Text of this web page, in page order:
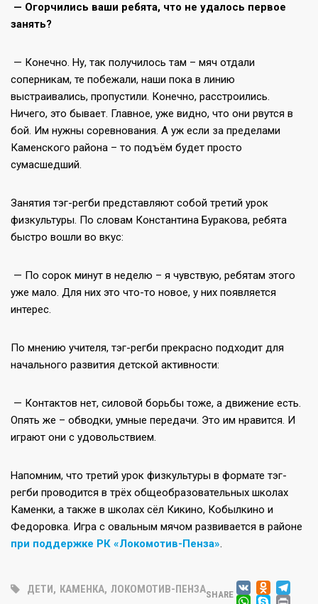
— Огорчились ваши ребята, что не удалось первое
занять?
— Конечно. Ну, так получилось там – мяч отдали
соперникам, те побежали, наши пока в линию
выстраивались, пропустили. Конечно, расстроились.
Ничего, это бывает. Главное, уже видно, что они рвутся в
бой. Им нужны соревнования. А уж если за пределами
Каменского района – то подъём будет просто
сумасшедший.
Занятия тэг-регби представляют собой третий урок
физкультуры. По словам Константина Буракова, ребята
быстро вошли во вкус:
— По сорок минут в неделю – я чувствую, ребятам этого
уже мало. Для них это что-то новое, у них появляется
интерес.
По мнению учителя, тэг-регби прекрасно подходит для
начального развития детской активности:
— Контактов нет, силовой борьбы тоже, а движение есть.
Опять же – обводки, умные передачи. Это им нравится. И
играют они с удовольствием.
Напомним, что третий урок физкультуры в формате тэг-
регби проводится в трёх общеобразовательных школах
Каменки, а также в школах сёл Кикино, Кобылкино и
Федоровка. Игра с овальным мячом развивается в районе
при поддержке РК «Локомотив-Пенза».
ДЕТИ, КАМЕНКА, ЛОКОМОТИВ-ПЕНЗАSHARE VK